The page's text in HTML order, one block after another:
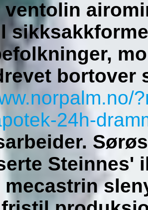
ventolin
bortover
24h-
Steinnes'